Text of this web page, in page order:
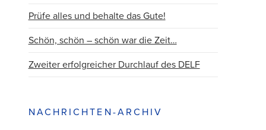
Prüfe alles und behalte das Gute!
Schön, schön – schön war die Zeit…
Zweiter erfolgreicher Durchlauf des DELF
NACHRICHTEN-ARCHIV